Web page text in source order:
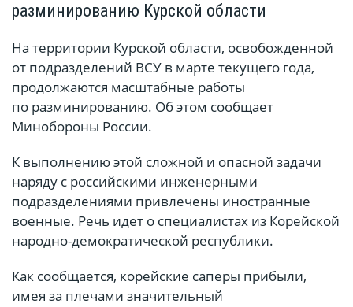
разминированию Курской области
На территории Курской области, освобожденной
от подразделений ВСУ в марте текущего года,
продолжаются масштабные работы
по разминированию. Об этом сообщает
Минобороны России.
К выполнению этой сложной и опасной задачи
наряду с российскими инженерными
подразделениями привлечены иностранные
военные. Речь идет о специалистах из Корейской
народно-демократической республики.
Как сообщается, корейские саперы прибыли,
имея за плечами значительный